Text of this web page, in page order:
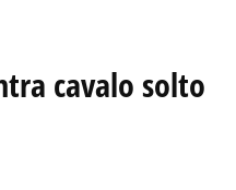
cavalo solto